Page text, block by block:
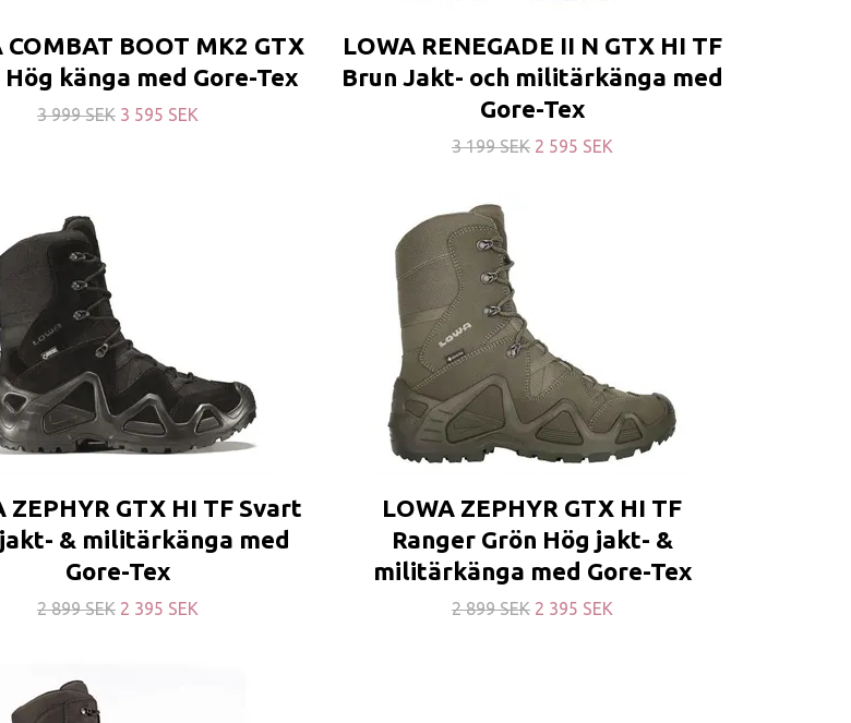
COMBAT BOOT MK2 GTX
känga med Gore-Tex
3 999 SEK 3 595 SEK
LOWA RENEGADE II N GTX HI TF
Brun Jakt- och militärkänga med
Gore-Tex
3 199 SEK 2 595 SEK
ZEPHYR GTX HI TF Svart
& militärkänga med
Gore-Tex
2 899 SEK 2 395 SEK
LOWA ZEPHYR GTX HI TF
Ranger Grön Hög jakt- &
militärkänga med Gore-Tex
2 899 SEK 2 395 SEK